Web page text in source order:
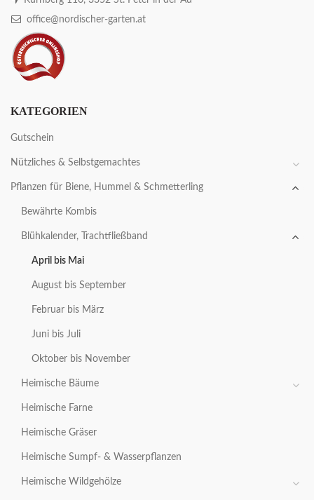
office@nordischer-garten.at
KATEGORIEN
Gutschein
Nützliches & Selbstgemachtes
Pflanzen für Biene, Hummel & Schmetterling
Bewährte Kombis
Blühkalender, Trachtfließband
April bis Mai
August bis September
Februar bis März
Juni bis Juli
Oktober bis November
Heimische Bäume
Heimische Farne
Heimische Gräser
Heimische Sumpf- & Wasserpflanzen
Heimische Wildgehölze